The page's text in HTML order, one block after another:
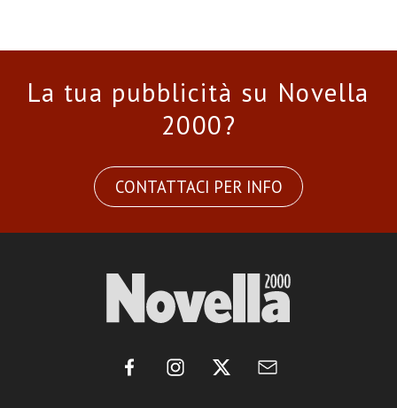
La tua pubblicità su Novella
2000?
CONTATTACI PER INFO